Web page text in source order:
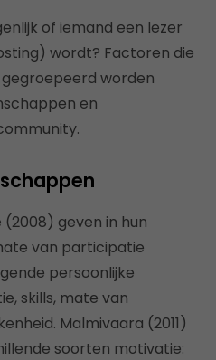
of iemand een lezer
wordt? Factoren die
worden
en
geven in hun
van participatie
persoonlijke
skills, mate van
Malmivaara (2011)
soorten motivatie: